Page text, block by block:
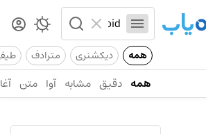
همه دیکشنری مترادف
همه دقیق مشابه آوا متن